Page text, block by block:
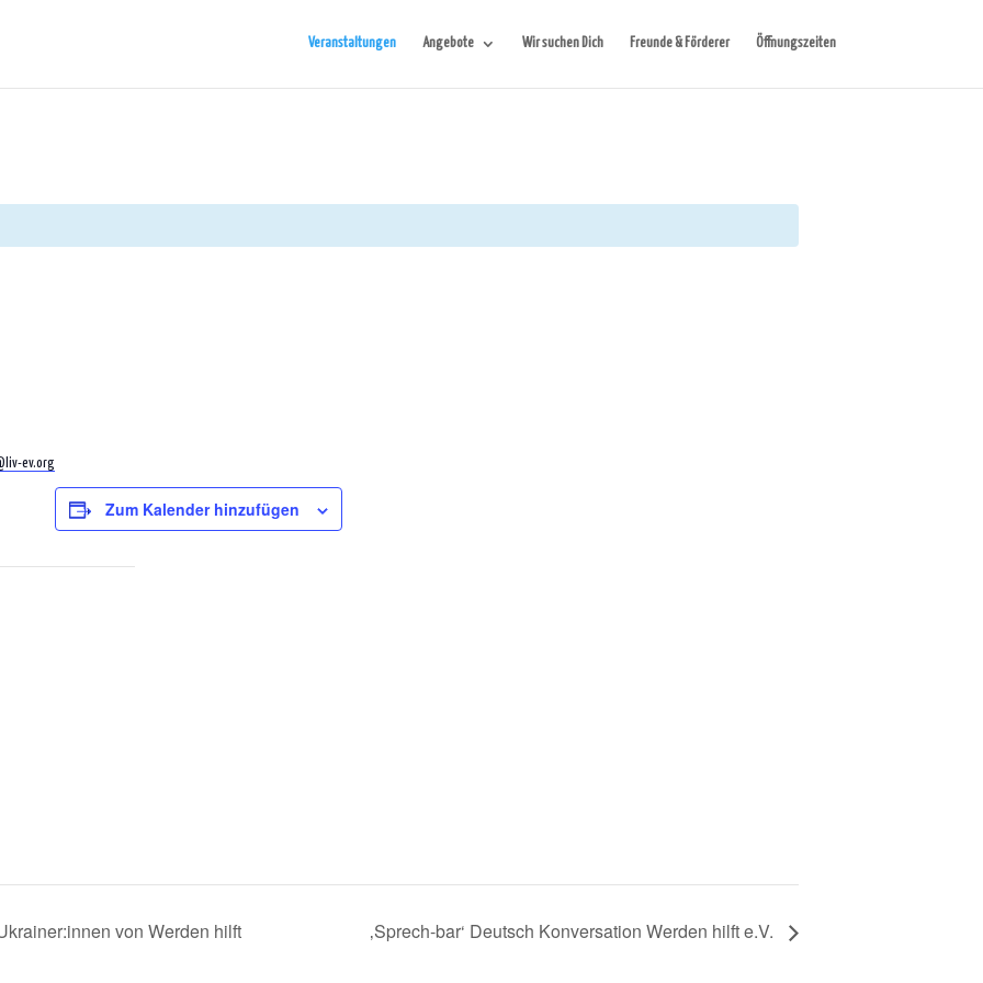
Veranstaltungen Angebote Wir suchen Dich Freunde & Förderer Öffnungszeiten
ev.org
Zum Kalender hinzufügen
von Werden hilft ‚Sprech-bar‘ Deutsch Konversation Werden hilft e.V.